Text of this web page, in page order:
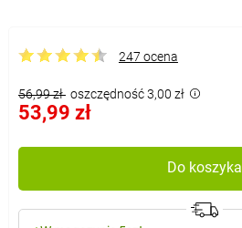
247 ocena
56,99 zł oszczędność 3,00 zł
53,99 zł
Do koszyka